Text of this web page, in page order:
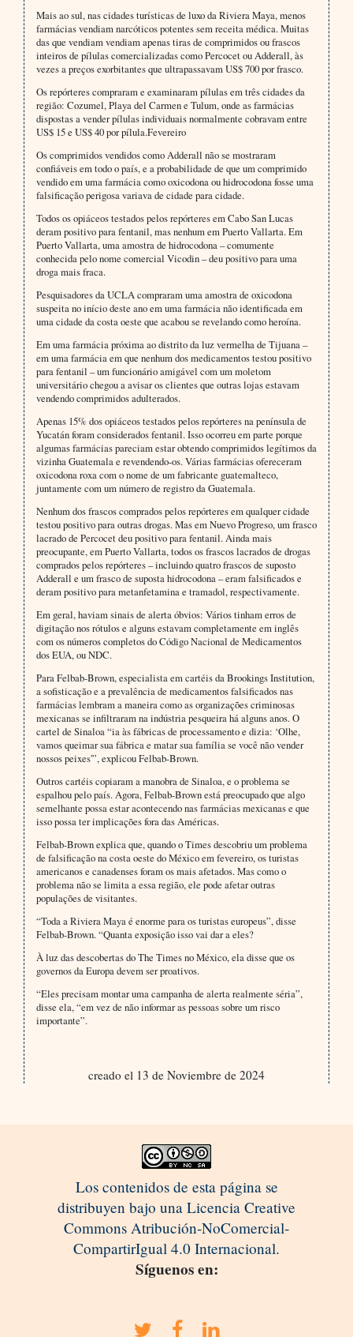
Mais ao sul, nas cidades turísticas de luxo da Riviera Maya, menos
farmácias vendiam narcóticos potentes sem receita médica. Muitas
das que vendiam vendiam apenas tiras de comprimidos ou frascos
inteiros de pílulas comercializadas como Percocet ou Adderall, às
vezes a preços exorbitantes que ultrapassavam US$ 700 por frasco.
Os repórteres compraram e examinaram pílulas em três cidades da
região: Cozumel, Playa del Carmen e Tulum, onde as farmácias
dispostas a vender pílulas individuais normalmente cobravam entre
US$ 15 e US$ 40 por pílula.Fevereiro
Os comprimidos vendidos como Adderall não se mostraram
confiáveis em todo o país, e a probabilidade de que um comprimido
vendido em uma farmácia como oxicodona ou hidrocodona fosse uma
falsificação perigosa variava de cidade para cidade.
Todos os opiáceos testados pelos repórteres em Cabo San Lucas
deram positivo para fentanil, mas nenhum em Puerto Vallarta. Em
Puerto Vallarta, uma amostra de hidrocodona – comumente
conhecida pelo nome comercial Vicodin – deu positivo para uma
droga mais fraca.
Pesquisadores da UCLA compraram uma amostra de oxicodona
suspeita no início deste ano em uma farmácia não identificada em
uma cidade da costa oeste que acabou se revelando como heroína.
Em uma farmácia próxima ao distrito da luz vermelha de Tijuana –
em uma farmácia em que nenhum dos medicamentos testou positivo
para fentanil – um funcionário amigável com um moletom
universitário chegou a avisar os clientes que outras lojas estavam
vendendo comprimidos adulterados.
Apenas 15% dos opiáceos testados pelos repórteres na península de
Yucatán foram considerados fentanil. Isso ocorreu em parte porque
algumas farmácias pareciam estar obtendo comprimidos legítimos da
vizinha Guatemala e revendendo-os. Várias farmácias ofereceram
oxicodona roxa com o nome de um fabricante guatemalteco,
juntamente com um número de registro da Guatemala.
Nenhum dos frascos comprados pelos repórteres em qualquer cidade
testou positivo para outras drogas. Mas em Nuevo Progreso, um frasco
lacrado de Percocet deu positivo para fentanil. Ainda mais
preocupante, em Puerto Vallarta, todos os frascos lacrados de drogas
comprados pelos repórteres – incluindo quatro frascos de suposto
Adderall e um frasco de suposta hidrocodona – eram falsificados e
deram positivo para metanfetamina e tramadol, respectivamente.
Em geral, haviam sinais de alerta óbvios: Vários tinham erros de
digitação nos rótulos e alguns estavam completamente em inglês
com os números completos do Código Nacional de Medicamentos
dos EUA, ou NDC.
Para Felbab-Brown, especialista em cartéis da Brookings Institution,
a sofisticação e a prevalência de medicamentos falsificados nas
farmácias lembram a maneira como as organizações criminosas
mexicanas se infiltraram na indústria pesqueira há alguns anos. O
cartel de Sinaloa “ia às fábricas de processamento e dizia: ‘Olhe,
vamos queimar sua fábrica e matar sua família se você não vender
nossos peixes'”, explicou Felbab-Brown.
Outros cartéis copiaram a manobra de Sinaloa, e o problema se
espalhou pelo país. Agora, Felbab-Brown está preocupado que algo
semelhante possa estar acontecendo nas farmácias mexicanas e que
isso possa ter implicações fora das Américas.
Felbab-Brown explica que, quando o Times descobriu um problema
de falsificação na costa oeste do México em fevereiro, os turistas
americanos e canadenses foram os mais afetados. Mas como o
problema não se limita a essa região, ele pode afetar outras
populações de visitantes.
“Toda a Riviera Maya é enorme para os turistas europeus”, disse
Felbab-Brown. “Quanta exposição isso vai dar a eles?
À luz das descobertas do The Times no México, ela disse que os
governos da Europa devem ser proativos.
“Eles precisam montar uma campanha de alerta realmente séria”,
disse ela, “em vez de não informar as pessoas sobre um risco
importante”.
creado el 13 de Noviembre de 2024
Los contenidos de esta página se
distribuyen bajo una Licencia Creative
Commons Atribución-NoComercial-
CompartirIgual 4.0 Internacional.
Síguenos en: